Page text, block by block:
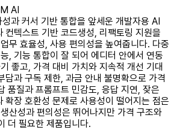
AI
과 커서 기반 통합을 앞세운 개발자용 AI
컨텍스트 기반 코드생성, 리팩토링 지원을
무 효율성, 사용 편의성을 높여줍니다. 다중
, 기능 통합이 잘 되어 에디터 안에서 연동
좋고, 가격 대비 가치와 지속적 개선 기대
담과 구독 제한, 과금 안내 불명확으로 가격
품질과 프롬프트 민감도, 응답 지연, 잦은
확장 호환성 문제로 사용성이 떨어지는 점은
산성과 편의성은 뛰어나지만 가격 구조와
더 필요한 제품입니다.